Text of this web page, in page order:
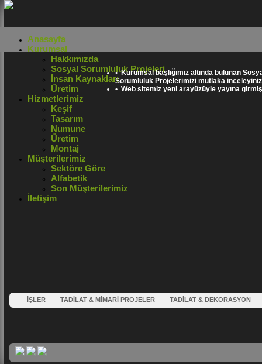
Anasayfa
Kurumsal
Hakkımızda
Sosyal Sorumluluk Projeleri
İnsan Kaynakları
Üretim
Hizmetlerimiz
Keşif
Tasarım
Numune
Üretim
Montaj
Müşterilerimiz
Sektöre Göre
Alfabetik
Son Müşterilerimiz
İletişim
• Kurumsal başlığımız altında bulunan
Sorumluluk Projelerimizi mutlaka
• Web sitemiz yeni arayüzüyle yayına
İŞLER TADİLAT & MİMARİ PROJELER TADİLAT & DEKORASYON